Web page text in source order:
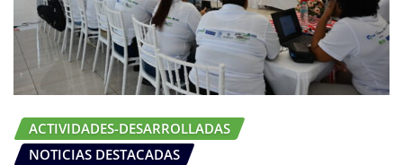
ACTIVIDADES-DESARROLLADAS
NOTICIAS DESTACADAS